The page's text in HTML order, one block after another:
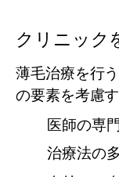
クリニック
薄毛治療を行
の要素を考慮
医師の専
治療法の